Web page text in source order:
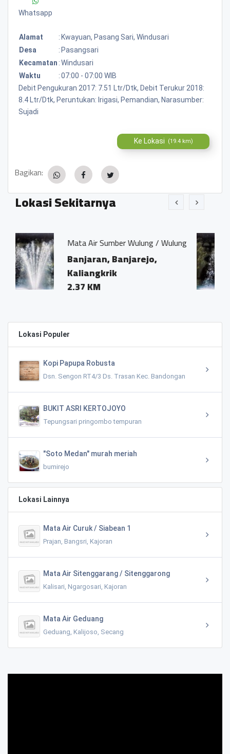
Whatsapp
Alamat : Kwayuan, Pasang Sari, Windusari
Desa
: Pasangsari
Kecamatan :Windusari
Waktu
:07:00 - 07:00 WIB
Debit Pengukuran 2017: 7.51 Ltr/Dtk, Debit Terukur 2018:
8.4 Ltr/Dtk, Peruntukan: Irigasi, Pemandian, Narasumber:
Sujadi
Ke Lokasi (19.4 km)
Bagikan:
Lokasi Sekitarnya
Wulung / Wulung
Banjarejo,
Mata Air
Kalegen,
Bandongan
1.68 KM
Lokasi Populer
Kopi Papupa Robusta
Dsn. Sengon RT4/3 Ds. Trasan Kec. Bandongan
BUKIT ASRI KERTOJOYO
Tepungsari pringombo tempuran
"Soto Medan" murah meriah
bumirejo
Lokasi Lainnya
Mata Air Curuk / Siabean 1
Prajan, Bangsri, Kajoran
Mata Air Sitenggarang / Sitenggarong
Kalisari, Ngargosari, Kajoran
Mata Air Geduang
Geduang, Kalijoso, Secang